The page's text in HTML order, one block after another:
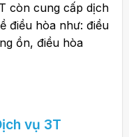
còn cung cấp dịch
điều hòa như: điều
ồn, điều hòa
vụ 3T